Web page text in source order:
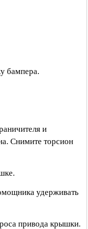
бампера.
и
Снимите торсион
удерживать
привода крышки.